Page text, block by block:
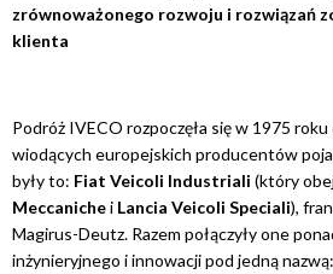
zrównoważonego rozwoju i rozwiązań
klienta
Podróż IVECO rozpoczęła się w 1975 roku
wiodących europejskich producentów
były to: Fiat Veicoli Industriali (który
Meccanichei Lancia Veicoli Speciali),
Magirus-Deutz. Razem połączyły one
inżynieryjnego i innowacji pod jedną